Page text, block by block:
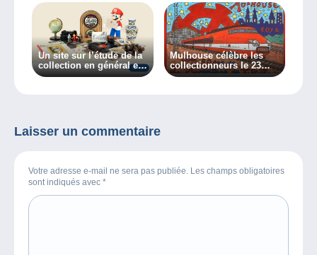
Un site sur l’étude de la
collection en général et
des collectionneurs en
Mulhouse célèbre les
collectionneurs le 23
octobre !
Laisser un commentaire
Votre adresse e-mail ne sera pas publiée. Les champs obligatoires
sont indiqués avec *